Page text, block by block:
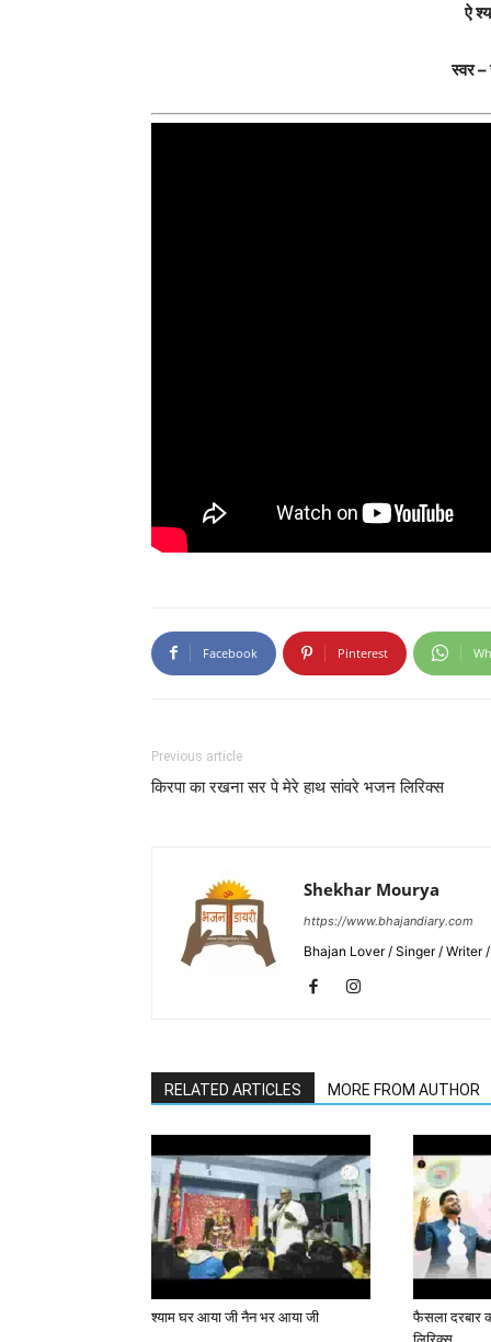
ऐ
स्वर –
Facebook Pinterest
Previous article
किरपा का रखना सर पे मेरे हाथ सांवरे भजन लिरिक्स
Shekhar Mourya
https://www.bhajandiary.com
Bhajan Lover / Singer / Writer
RELATED ARTICLES MORE FROM AUTHOR
श्याम घर आया जी नैन भर आया जी
फैसला दरबार
लिरिक्स